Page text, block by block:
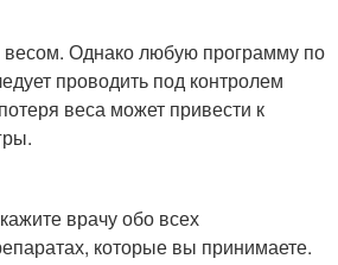
Однако любую программу по
проводить под контролем
веса может привести к
врачу обо всех
которые вы принимаете.